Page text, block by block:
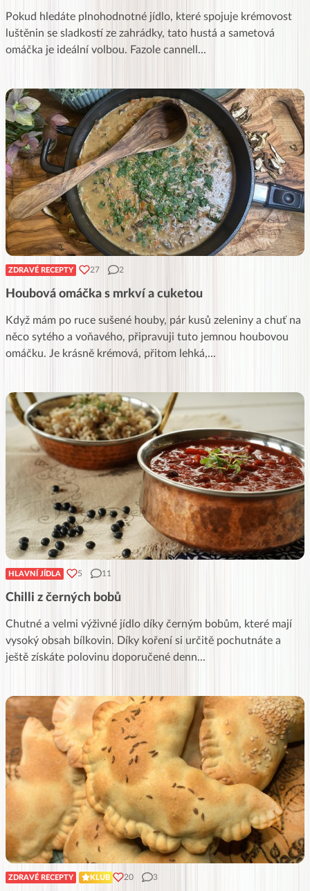
Pokud hledáte plnohodnotné jídlo, které spojuje krémovost
luštěnin se sladkostí ze zahrádky, tato hustá a sametová
omáčka je ideální volbou. Fazole cannell ...
ZDRAVÉ RECEPTY 27 2
Houbová omáčka s mrkví a cuketou
Když mám po ruce sušené houby, pár kusů zeleniny a chuť na
něco sytého a voňavého, připravuji tuto jemnou houbovou
omáčku. Je krásně krémová, přitom lehká,...
HLAVNÍ JÍDLA 5 11
Chilli z černých bobů
Chutné a velmi výživné jídlo díky černým bobům, které mají
vysoký obsah bílkovin. Díky koření si určitě pochutnáte a
ještě získáte polovinu doporučené denn...
ZDRAVÉ RECEPTY KLUB 20 3